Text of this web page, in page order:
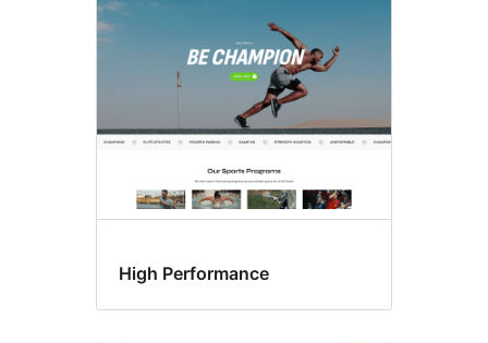
High Performance